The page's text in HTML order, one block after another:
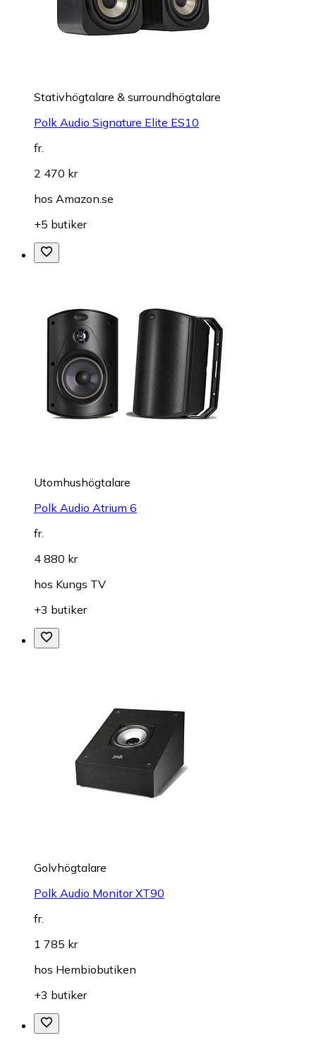
Stativhögtalare & surroundhögtalare
Polk Audio Signature Elite ES10
fr.
2 470 kr
hos Amazon.se
+5 butiker
Utomhushögtalare
Polk Audio Atrium 6
fr.
4 880 kr
hos Kungs TV
+3 butiker
Golvhögtalare
Polk Audio Monitor XT90
fr.
1 785 kr
hos Hembiobutiken
+3 butiker